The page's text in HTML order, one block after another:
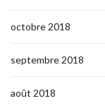
octobre 2018
septembre 2018
août 2018